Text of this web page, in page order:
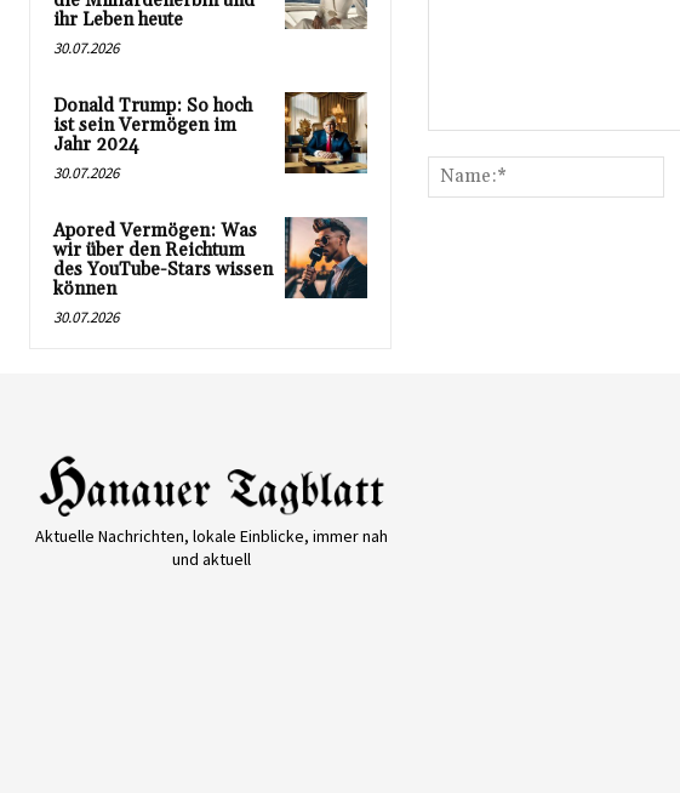
ihr Leben heute
30.07.2026
Donald Trump: So hoch
ist sein Vermögen im
Jahr 2024
30.07.2026
Apored Vermögen: Was
wir über den Reichtum
des YouTube-Stars wissen
können
30.07.2026
Aktuelle Nachrichten, lokale Einblicke, immer nah
und aktuell